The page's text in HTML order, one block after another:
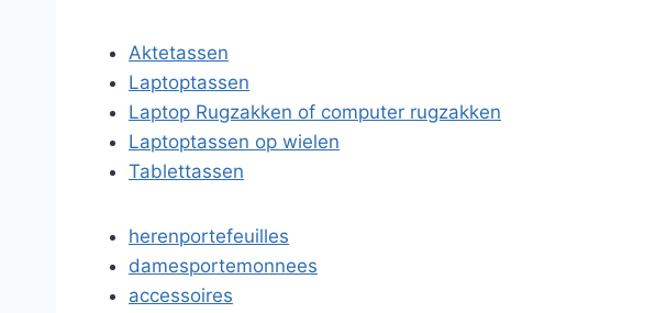
Aktetassen
Laptoptassen
Laptop Rugzakken of computer rugzakken
Laptoptassen op wielen
Tablettassen
herenportefeuilles
damesportemonnees
accessoires